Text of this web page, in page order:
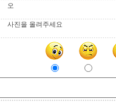
오
사진을 올려주세요